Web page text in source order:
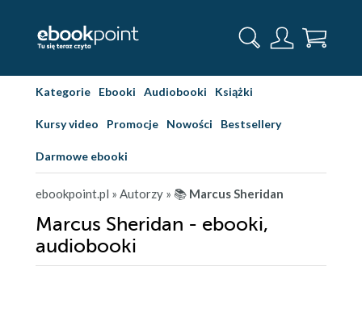
Kategorie Ebooki Audiobooki Książki
Kursy video Promocje Nowości Bestsellery
Darmowe ebooki
ebookpoint.pl » Autorzy » 📚 Marcus Sheridan
Marcus Sheridan - ebooki,
audiobooki